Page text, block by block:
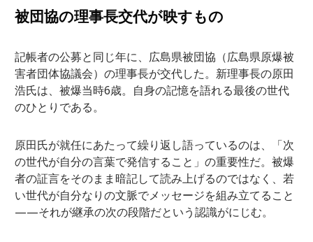
被団協の理事長交代が映すもの
記帳者の公募と同じ年に、広島県被団協（広島県原爆被
害者団体協議会）の理事長が交代した。新理事長の原田
浩氏は、被爆当時6歳。自身の記憶を語れる最後の世代
のひとりである。
原田氏が就任にあたって繰り返し語っているのは、「次
の世代が自分の言葉で発信すること」の重要性だ。被爆
者の証言をそのまま暗記して読み上げるのではなく、若
い世代が自分なりの文脈でメッセージを組み立てること
——それが継承の次の段階だという認識がにじむ。